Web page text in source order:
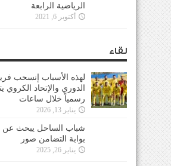
الرياضية الرابعة
أكتوبر 6, 2021
لقاء
لهذه الأسباب إنسحب
الدوري والإتحاد الكروي
رسمياً خلال ساعات
يناير 13, 2026
شباب الساحل يبحث عن
بوابة التضامن صور
يناير 26, 2025